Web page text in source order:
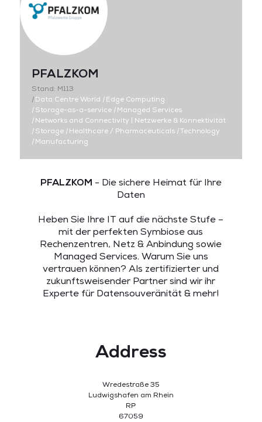
PFALZKOM
Stand: M113
|Data Centre World |Edge Computing
|Storage-as-a-service |Managed Services
|Networks and Connectivity | Netzwerke & Konnektivität
|Storage |Healthcare / Pharmaceuticals |Technology
|Manufacturing
PFALZKOM - Die sichere Heimat für Ihre
Daten
Heben Sie Ihre IT auf die nächste Stufe –
mit der perfekten Symbiose aus
Rechenzentren, Netz & Anbindung sowie
Managed Services. Warum Sie uns
vertrauen können? Als zertifizierter und
zukunftsweisender Partner sind wir ihr
Experte für Datensouveränität & mehr!
Address
Wredestraße 35
Ludwigshafen am Rhein
RP
67059